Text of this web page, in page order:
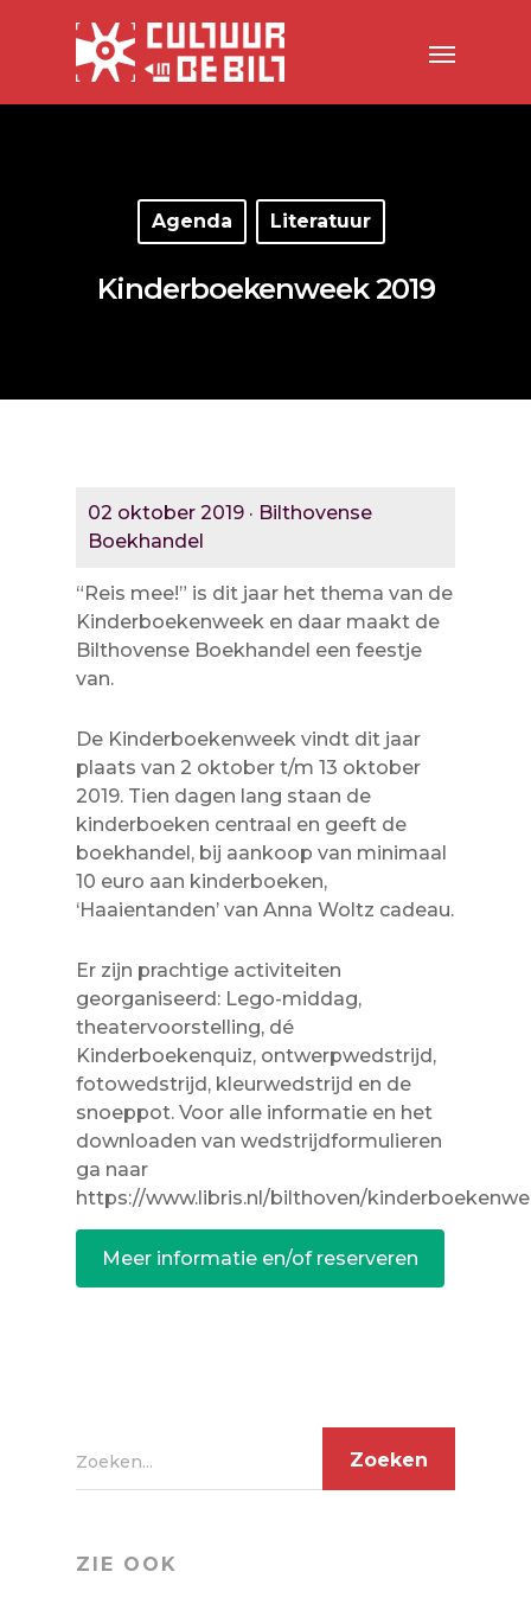
Agenda Literatuur
Kinderboekenweek 2019
02 oktober 2019 · Bilthovense
Boekhandel
“Reis mee!” is dit jaar het thema van de
Kinderboekenweek en daar maakt de
Bilthovense Boekhandel een feestje
van.
De Kinderboekenweek vindt dit jaar
plaats van 2 oktober t/m 13 oktober
2019. Tien dagen lang staan de
kinderboeken centraal en geeft de
boekhandel, bij aankoop van minimaal
10 euro aan kinderboeken,
‘Haaientanden’ van Anna Woltz cadeau.
Er zijn prachtige activiteiten
georganiseerd: Lego-middag,
theatervoorstelling, dé
Kinderboekenquiz, ontwerpwedstrijd,
fotowedstrijd, kleurwedstrijd en de
snoeppot. Voor alle informatie en het
downloaden van wedstrijdformulieren
ga naar
https://www.libris.nl/bilthoven/
Meer informatie en/of reserveren
Zoeken...
ZIE OOK